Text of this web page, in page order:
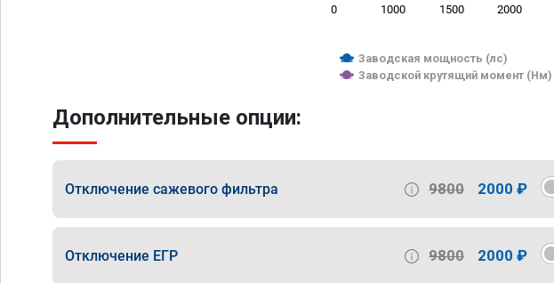
Заводская мощность (лс)
Заводской крутящий момент (Нм)
0 1000 1500 2000
Дополнительные опции:
Отключение сажевого фильтра 9800 2000 ₽
Отключение ЕГР 9800 2000 ₽